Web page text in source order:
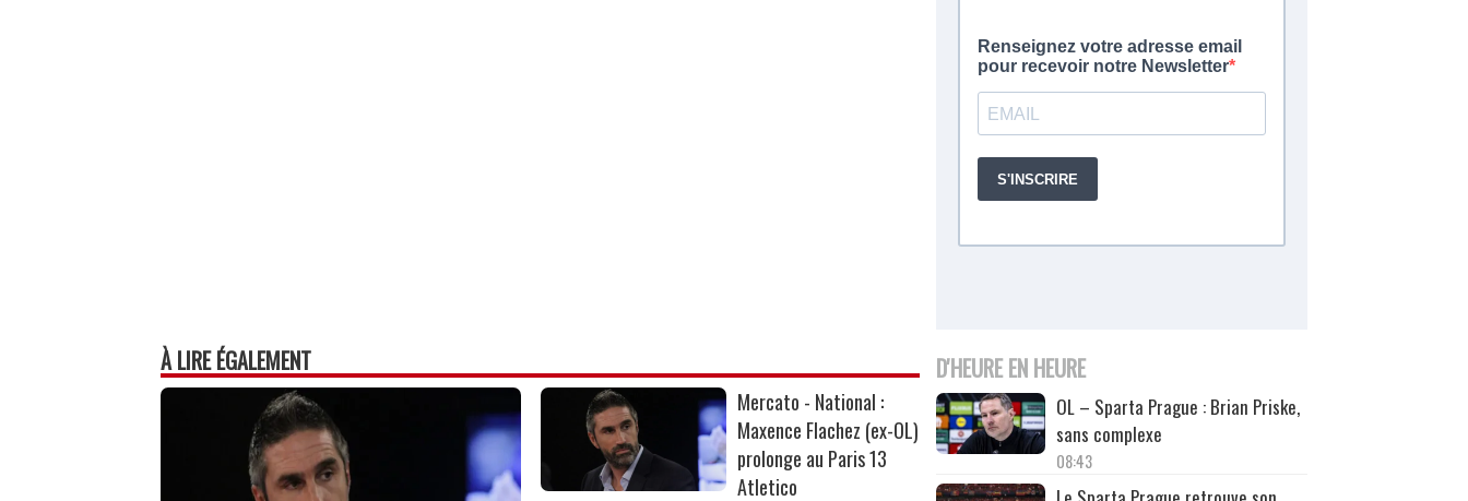
À LIRE ÉGALEMENT
Mercato - National :
Maxence Flachez (ex-OL)
prolonge au Paris 13
Atletico
D'HEURE EN HEURE
OL – Sparta Prague : Brian Priske,
sans complexe
08:43